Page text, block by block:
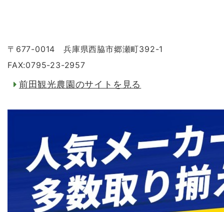
〒677-0014 兵庫県西脇市郷瀬町392-1
FAX:0795-23-2957
前田観光農園のサイトを見る